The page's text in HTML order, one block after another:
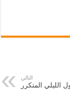
التالي
الليلي المتكرر